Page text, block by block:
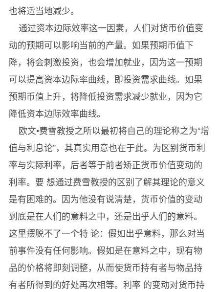
也将适当地减少。
通过资本边际效率这一因素，人们对货币价值变
动的预期可以影响当前的产量。如果预期币值下
降，将会刺激投资，也会增加就业，因为这一预期
可以提高资本边际率曲线，即投资需求曲线。如果
预期币值上升，将降低投资需求减少就业，因为它
降低资本边际效率曲线。
欧文•费雪教授之所以最初将自己的理论称之为“增
值与利息论”，其真实用意也在于此。为区别货币利
率与实际利率，后者等于前者矫正货币价值变动的
利率。要 想通过费雪教授的区别了解其理论的意义
是有困难的。因为他没有说清楚，货币价值的变动
到底是在人们的意料之中，还是出乎人们的意料。
这里摆脱不了一个特 论：假如出乎意料，那么对当
前事件没有任何影响。假如是在意料之中，现有物
品的价格将即刻调整，从而使货币持有者与物品持
有者所得到的好处再次相等。利率 的变动对货币持